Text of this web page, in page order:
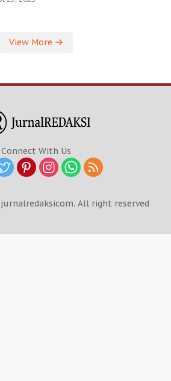
View More
Connect With Us
All right reserved